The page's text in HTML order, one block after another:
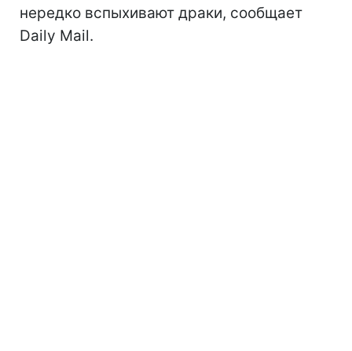
нередко вспыхивают драки, сообщает
Daily Mail.